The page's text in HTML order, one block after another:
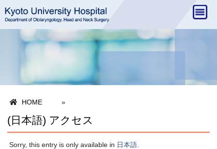
HOME »
(日本語) アクセス
Sorry, this entry is only available in 日本語